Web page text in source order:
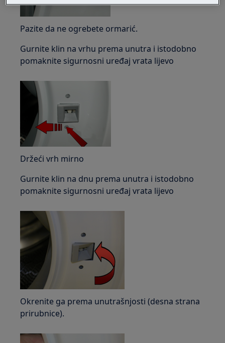
Pazite da ne ogrebete ormarić.
Gurnite klin na vrhu prema unutra i istodobno
pomaknite sigurnosni uređaj vrata lijevo
Držeći vrh mirno
Gurnite klin na dnu prema unutra i istodobno
pomaknite sigurnosni uređaj vrata lijevo
Okrenite ga prema unutrašnjosti (desna strana
prirubnice).